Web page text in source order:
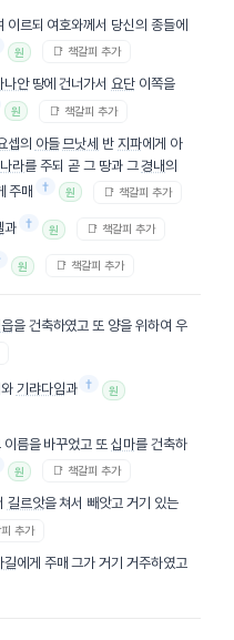
이르되 여호와께서 당신의 종들에
원 📑 책갈피 추가
나안땅에 건너가서 요단이쪽을
원 📑 책갈피 추가
셉의 아들 므낫세 반 지파에게 아
나라를 주되 곧 그 땅과 그경내의
주매 † 원 📑 책갈피 추가
과 † 원 📑 책갈피 추가
원 📑 책갈피 추가
을 건축하였고 또 양을 위하여 우
와 기랴다임과 † 원
름을 바꾸었고 또 십마를 건축하
원 📑 책갈피 추가
길르앗을 쳐서 빼앗고 거기 있는
추가
길에게 주매 그가 거기 거주하였고